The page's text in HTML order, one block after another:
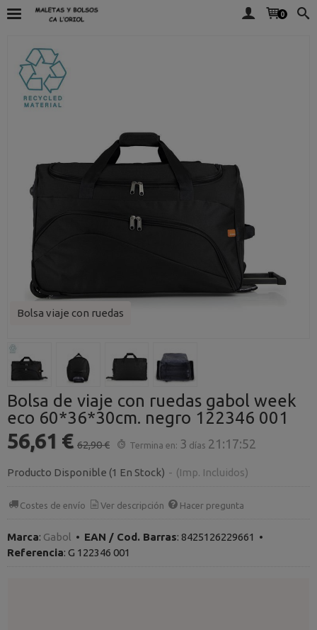
0
Bolsa viaje con ruedas
Bolsa de viaje con ruedas gabol week
eco 60*36*30cm. negro 122346 001
56,61 € 62,90 € Termina en: 3 días 21:17:52
Producto Disponible (1 En Stock) - (Imp. Incluidos)
Costes de envío Ver descripción Hacer pregunta
Marca: Gabol • EAN / Cod. Barras: 8425126229661 •
Referencia: G 122346 001